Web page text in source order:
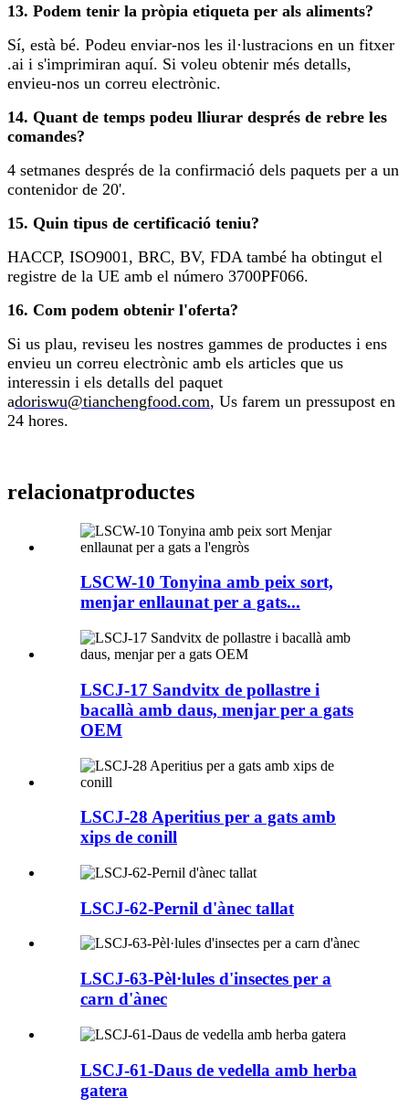
13. Podem tenir la pròpia etiqueta per als aliments?
Sí, està bé. Podeu enviar-nos les il·lustracions en un fitxer
.ai i s'imprimiran aquí. Si voleu obtenir més detalls,
envieu-nos un correu electrònic.
14. Quant de temps podeu lliurar després de rebre les
comandes?
4 setmanes després de la confirmació dels paquets per a un
contenidor de 20'.
15. Quin tipus de certificació teniu?
HACCP, ISO9001, BRC, BV, FDA també ha obtingut el
registre de la UE amb el número 3700PF066.
16. Com podem obtenir l'oferta?
Si us plau, reviseu les nostres gammes de productes i ens
envieu un correu electrònic amb els articles que us
interessin i els detalls del paquet
adoriswu@tianchengfood.com, Us farem un pressupost en
24 hores.
relacionatproductes
LSCW-10 Tonyina amb peix sort,
menjar enllaunat per a gats...
LSCJ-17 Sandvitx de pollastre i
bacallà amb daus, menjar per a gats
OEM
LSCJ-28 Aperitius per a gats amb
xips de conill
LSCJ-62-Pernil d'ànec tallat
LSCJ-63-Pèl·lules d'insectes per a
carn d'ànec
LSCJ-61-Daus de vedella amb herba
gatera